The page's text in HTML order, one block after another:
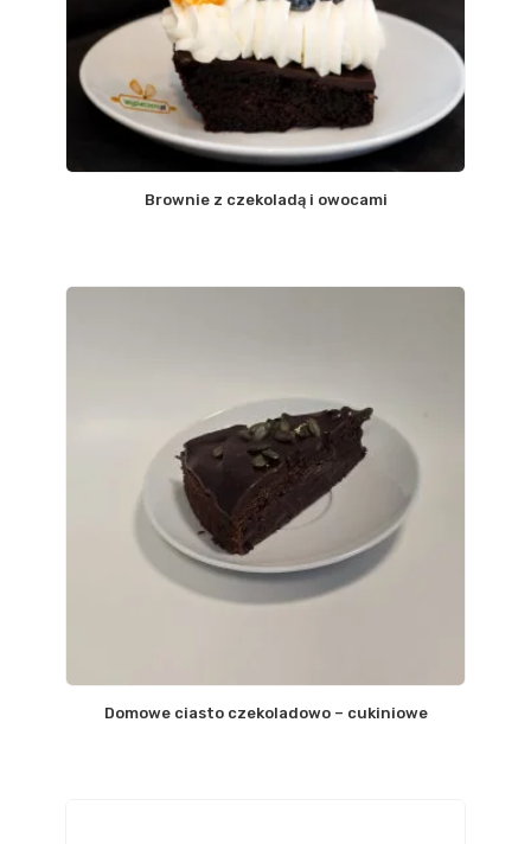
Brownie z czekoladą i owocami
Domowe ciasto czekoladowo – cukiniowe